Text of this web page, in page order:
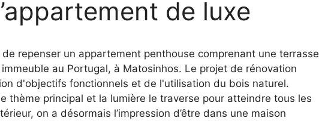
de luxe
repenser un appartement penthouse comprenant une terrasse
au Portugal, à Matosinhos. Le projet de rénovation
d'objectifs fonctionnels et de l'utilisation du bois naturel.
thème principal et la lumière le traverse pour atteindre tous les
on a désormais l’impression d’être dans une maison